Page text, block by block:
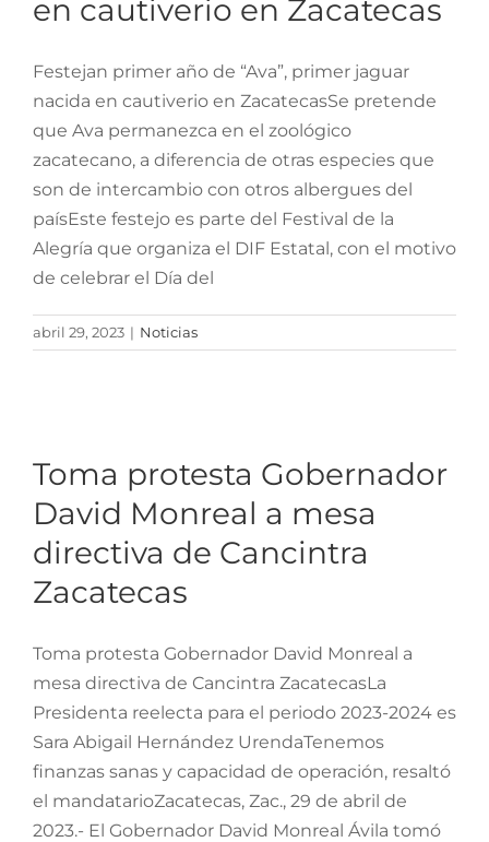
en cautiverio en Zacatecas
Festejan primer año de “Ava”, primer jaguar
nacida en cautiverio en ZacatecasSe pretende
que Ava permanezca en el zoológico
zacatecano, a diferencia de otras especies que
son de intercambio con otros albergues del
paísEste festejo es parte del Festival de la
Alegría que organiza el DIF Estatal, con el motivo
de celebrar el Día del
abril 29, 2023 | Noticias
Monreal a mesa directiva
de Cancintra Zacatecas
Toma protesta Gobernador
David Monreal a mesa
directiva de Cancintra
Zacatecas
Toma protesta Gobernador David Monreal a
mesa directiva de Cancintra ZacatecasLa
Presidenta reelecta para el periodo 2023-2024 es
Sara Abigail Hernández UrendaTenemos
finanzas sanas y capacidad de operación, resaltó
el mandatarioZacatecas, Zac., 29 de abril de
2023.- El Gobernador David Monreal Ávila tomó